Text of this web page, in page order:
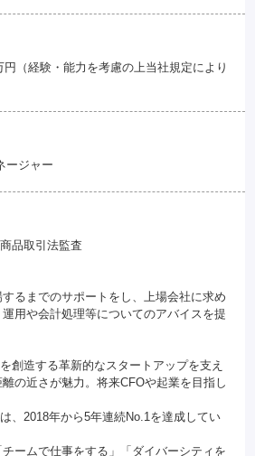
（経験・能力を考慮の上当社規定により
ージャー
品取引法監査
るまでのサポートをし、上場会社に求め
用や会計処理等についてのアバイスを提
創造する革新的なスタートアップを支え
の近さが魅力。将来CFOや起業を目指し
、2018年から5年連続No.1を達成してい
ームで仕事をする」「ダイバーシティを